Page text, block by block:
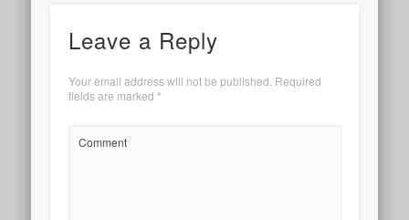
Leave a Reply
Your email address will not be published. Required
fields are marked *
Comment